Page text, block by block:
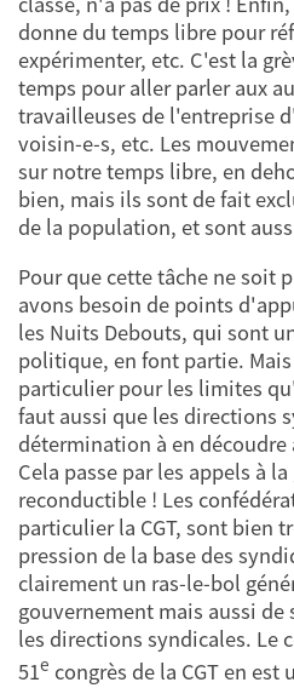
donne du temps libre pour
expérimenter, etc. C'est la
temps pour aller parler aux
travailleuses de l'entreprise
voisin-e-s, etc. Les
sur notre temps libre, en
bien, mais ils sont de fait
de la population, et sont
Pour que cette tâche ne soit
avons besoin de points
les Nuits Debouts, qui sont
politique, en font partie.
particulier pour les limites
faut aussi que les directions
détermination à en
Cela passe par les appels à
reconductible ! Les
particulier la CGT, sont bien
pression de la base des
clairement un ras-le-bol
gouvernement mais aussi de
les directions syndicales. Le
51e congrès de la CGT en